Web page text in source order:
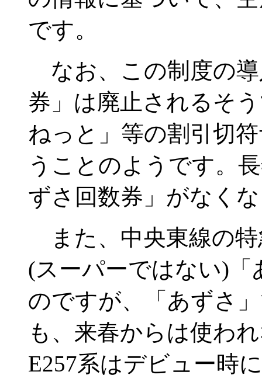
です。
なお、この制度の
券」は廃止されるそ
ねっと」等の割引切
うことのようです。
ずさ回数券」がなく
また、中央東線の
(スーパーではない)
のですが、「あずさ
も、来春からは使わ
E257系はデビュー時